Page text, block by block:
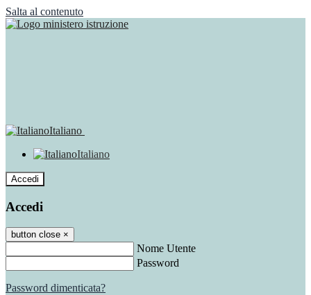
Salta al contenuto
Italiano
Italiano
Accedi
Accedi
button close ×
Nome Utente
Password
Password dimenticata?